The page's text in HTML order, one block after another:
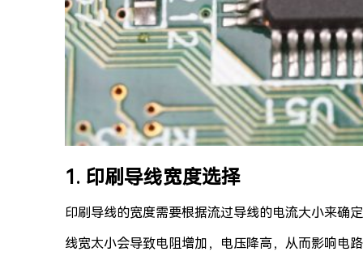
1. 印刷导线宽度选择
印刷导线的宽度需要根据流过导线的电流大小来确
线宽太小会导致电阻增加，电压降高，从而影响电